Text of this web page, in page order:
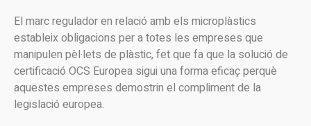
El marc regulador en relació amb els microplàstics
estableix obligacions per a totes les empreses que
manipulen pèl·lets de plàstic, fet que fa que la solució de
certificació OCS Europea sigui una forma eficaç perquè
aquestes empreses demostrin el compliment de la
legislació europea.